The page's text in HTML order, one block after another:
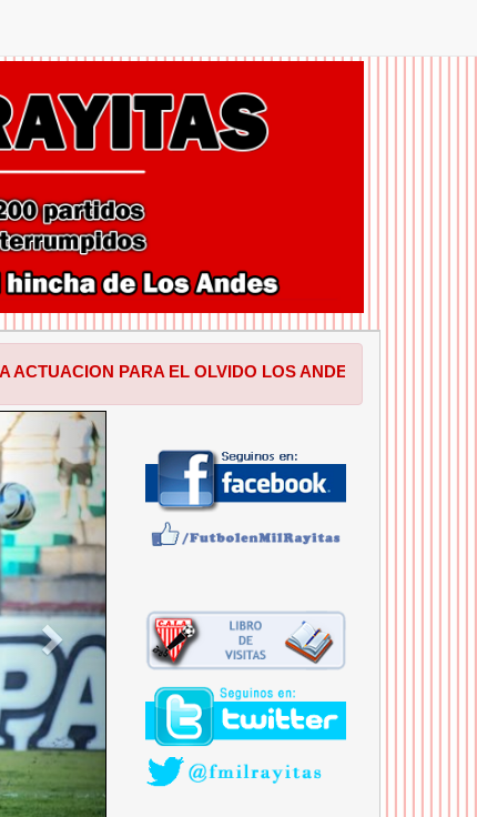
PARA EL OLVIDO LOS ANDES PERDIO EN SALTA POR 1
SIGUIENTE